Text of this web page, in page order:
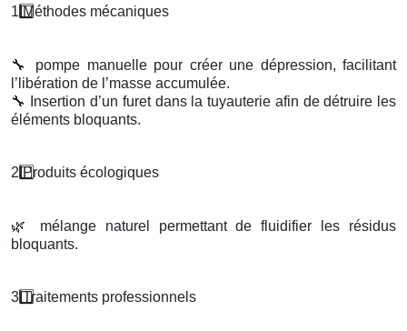
1️ Méthodes mécaniques
🔧
pompe manuelle pour créer une dépression, facilitant
l’libération de l’masse accumulée.
🔧
Insertion d’un furet dans la tuyauterie afin de détruire les
éléments bloquants.
2️ Produits écologiques
🌿
mélange naturel permettant de fluidifier les résidus
bloquants.
3️Traitements professionnels